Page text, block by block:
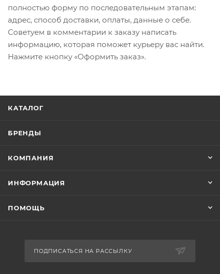
полностью форму по последовательным этапам:
адрес, способ доставки, оплаты, данные о себе.
Советуем в комментарии к заказу написать
информацию, которая поможет курьеру вас найти.
Нажмите кнопку «Оформить заказ».
КАТАЛОГ
БРЕНДЫ
КОМПАНИЯ
ИНФОРМАЦИЯ
ПОМОЩЬ
ПОДПИСАТЬСЯ НА РАССЫЛКУ